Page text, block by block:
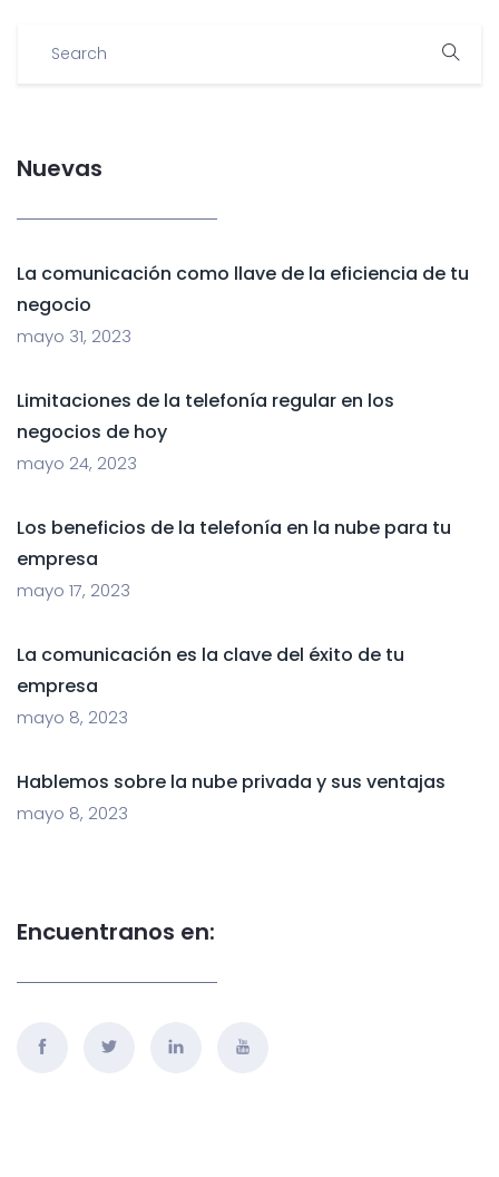
Nuevas
La comunicación como llave de la eficiencia de tu
negocio
mayo 31, 2023
Limitaciones de la telefonía regular en los
negocios de hoy
mayo 24, 2023
Los beneficios de la telefonía en la nube para tu
empresa
mayo 17, 2023
La comunicación es la clave del éxito de tu
empresa
mayo 8, 2023
Hablemos sobre la nube privada y sus ventajas
mayo 8, 2023
Encuentranos en: